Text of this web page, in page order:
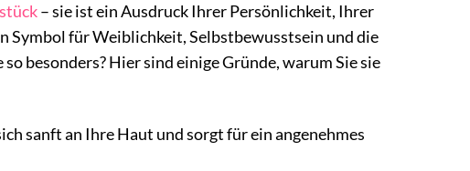
– sie ist ein Ausdruck Ihrer Persönlichkeit, Ihrer
Symbol für Weiblichkeit, Selbstbewusstsein und die
besonders? Hier sind einige Gründe, warum Sie sie
sanft an Ihre Haut und sorgt für ein angenehmes